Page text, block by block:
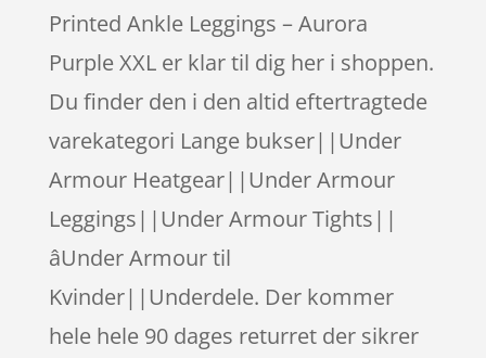
Printed Ankle Leggings – Aurora
Purple XXL er klar til dig her i shoppen.
Du finder den i den altid eftertragtede
varekategori Lange bukser||Under
Armour Heatgear||Under Armour
Leggings||Under Armour Tights||
âUnder Armour til
Kvinder||Underdele. Der kommer
hele hele 90 dages returret der sikrer